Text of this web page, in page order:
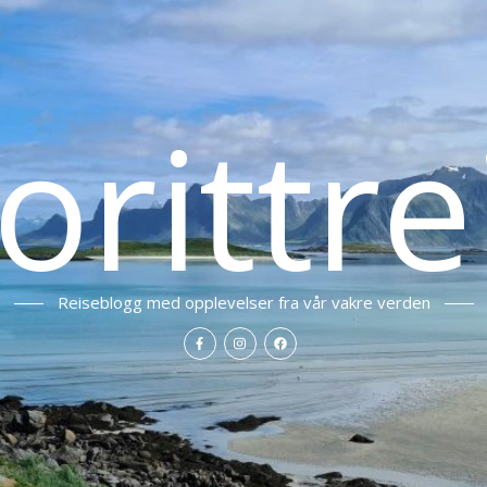
Reiseblogg med opplevelser fra vår vakre verden